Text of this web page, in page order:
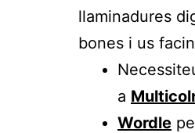
llaminadures
bones i us
a
Wordle